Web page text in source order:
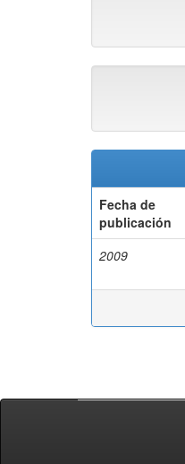
Fecha de
publicación
2009